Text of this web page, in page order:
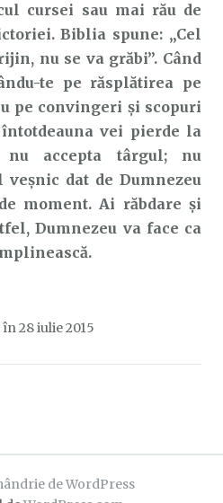
cursei sau mai rău de
Biblia spune: „Cel
nu se va grăbi”. Când
te pe răsplătirea pe
pe convingeri și scopuri
vei pierde la
nu accepta târgul; nu
veșnic dat de Dumnezeu
moment. Ai răbdare și
Dumnezeu va face ca
în 28 iulie 2015
de WordPress